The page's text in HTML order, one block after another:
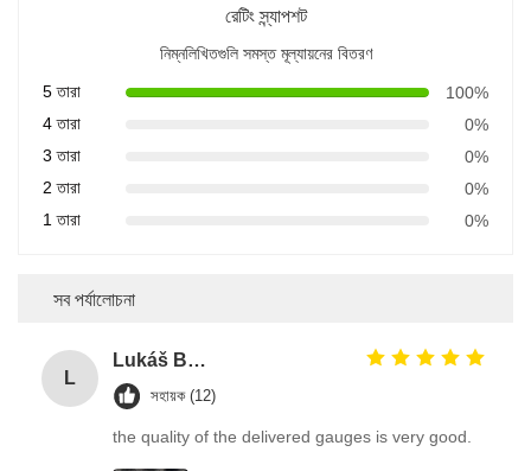
রেটিং স্ন্যাপশট
নিম্নলিখিতগুলি সমস্ত মূল্যায়নের বিতরণ
5 তারা
100%
4 তারা
0%
3 তারা
0%
2 তারা
0%
1 তারা
0%
সব পর্যালোচনা
L
Lukáš Burda
সহায়ক (12)
the quality of the delivered gauges is very good.